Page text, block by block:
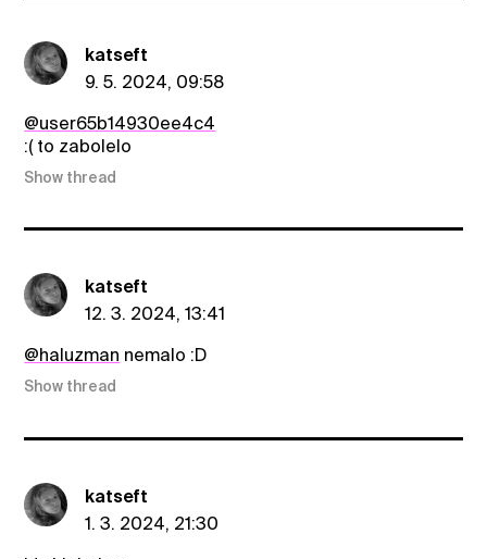
katseft
9. 5. 2024, 09:58
@user65b14930ee4c4
:( to zabolelo
Show thread
katseft
12. 3. 2024, 13:41
@haluzman nemalo :D
Show thread
katseft
1. 3. 2024, 21:30